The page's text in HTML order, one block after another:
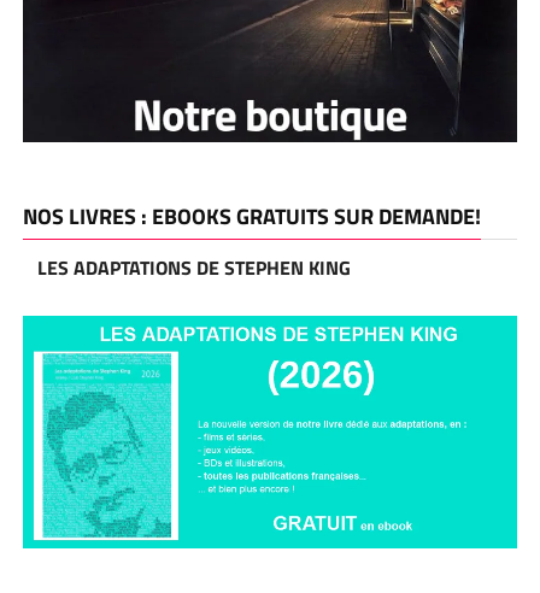
NOS LIVRES : EBOOKS GRATUITS SUR DEMANDE!
LES ADAPTATIONS DE STEPHEN KING